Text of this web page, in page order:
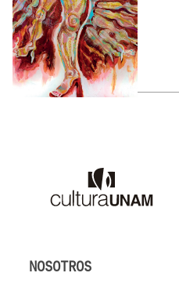
NOSOTROS